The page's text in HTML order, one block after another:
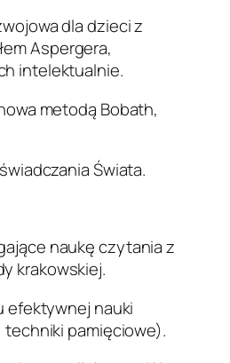
dla dzieci z
Aspergera,
intelektualnie.
metodą Bobath,
Świata.
naukę czytania z
krakowskiej.
efektywnej nauki
pamięciowe).